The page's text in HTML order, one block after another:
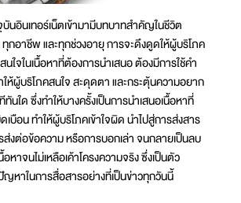
นอินเทอร์เน็ตเข้ามามีบทบาทสำคัญในชีวิต
กอาชีพ และทุกช่วงอายุ การจะดึงดูดให้ผู้บริโภค
ใจในเนื้อหาที่ต้องการนำเสนอ ต้องมีการใช้คำ
ห้ผู้บริโภคสนใจ สะดุดตา และกระตุ้นความอยาก
นใด ซึ่งทำให้บางครั้งเป็นการนำเสนอเนื้อหาที่
เบือน ทำให้ผู้บริโภคเข้าใจผิด นำไปสู่การส่งสาร
งต่อข้อความ หรือการบอกเล่า จนกลายเป็นลบ
อหาจนไม่เหลือเค้าโครงความจริง ซึ่งเป็นตัว
ญหาในการสื่อสารอย่างที่เป็นข่าวทุกวันนี้